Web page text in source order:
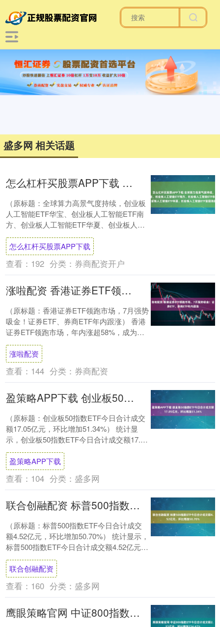
盛多网 相关话题
怎么杠杆买股票APP下载 全球算力高景气度持续，创业板人工智能ETF华宝、创业板人工智能ETF南方、创业板人工智能ETF华夏、创业板人工智能ETF富国涨超2.6%
（原标题：全球算力高景气度持续，创业板
人工智能ETF华宝、创业板人工智能ETF南
方、创业板人工智能ETF华夏、创业板人工
智能ETF富国涨超2.6%） CPO继续....
怎么杠杆买股票APP下载
查看： 192 分类： 券商配资开户
涨啦配资 香港证券ETF领跑市场，7月强势吸金！证券ETF、券商ETF年内跟涨
（原标题：香港证券ETF领跑市场，7月强势
吸金！证券ETF、券商ETF年内跟涨） 香港
证券ETF领跑市场，年内涨超58%，成为全
市场涨幅最好的证券主题ETF，年....
涨啦配资
查看： 144 分类： 券商配资
盈策略APP下载 创业板50指数ETF今日合计成交额17.05亿元，环比增加51.34%
（原标题：创业板50指数ETF今日合计成交
额17.05亿元，环比增加51.34%） 统计显
示，创业板50指数ETF今日合计成交额17.05
亿元，环比上一交易日增....
盈策略APP下载
查看： 104 分类： 盛多网
联合创融配资 标普500指数ETF今日合计成交额4.52亿元，环比增加50.70%
（原标题：标普500指数ETF今日合计成交
额4.52亿元，环比增加50.70%） 统计显示，
标普500指数ETF今日合计成交额4.52亿元，
环比上一交易日增加1....
联合创融配资
查看： 160 分类： 盛多网
鹰眼策略官网 中证800指数ETF今日合计成交额2.51亿元，环比增加214.67%